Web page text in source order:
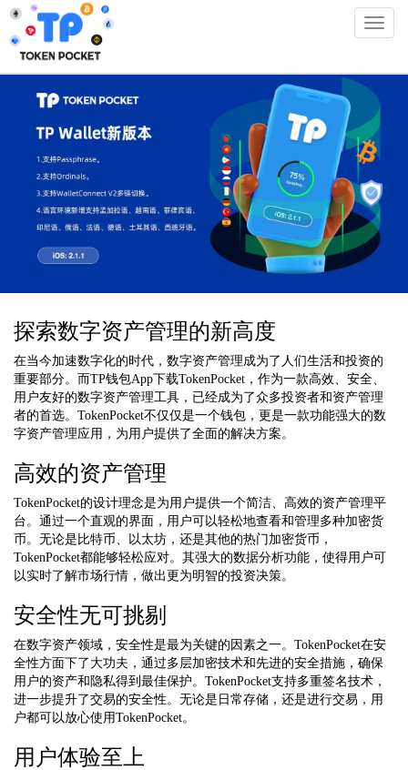
TPwallet官方版-tp官网
Toggle
探索数字资产管理的新高度
在当今加速数字化的时代，数字资产管理成为了人们生活和投资的
重要部分。而TP钱包App下载TokenPocket，作为一款高效、安全、
用户友好的数字资产管理工具，已经成为了众多投资者和资产管理
者的首选。TokenPocket不仅仅是一个钱包，更是一款功能强大的数
字资产管理应用，为用户提供了全面的解决方案。
高效的资产管理
TokenPocket的设计理念是为用户提供一个简洁、高效的资产管理平
台。通过一个直观的界面，用户可以轻松地查看和管理多种加密货
币。无论是比特币、以太坊，还是其他的热门加密货币，
TokenPocket都能够轻松应对。其强大的数据分析功能，使得用户可
以实时了解市场行情，做出更为明智的投资决策。
安全性无可挑剔
在数字资产领域，安全性是最为关键的因素之一。TokenPocket在安
全性方面下了大功夫，通过多层加密技术和先进的安全措施，确保
用户的资产和隐私得到最佳保护。TokenPocket支持多重签名技术，
进一步提升了交易的安全性。无论是日常存储，还是进行交易，用
户都可以放心使用TokenPocket。
用户体验至上